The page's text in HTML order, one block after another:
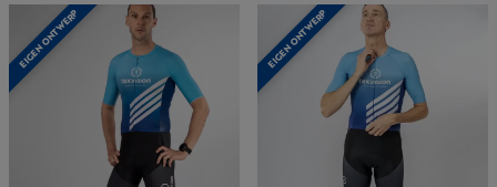
EIGEN ONTWERP EIGEN ONTWERP